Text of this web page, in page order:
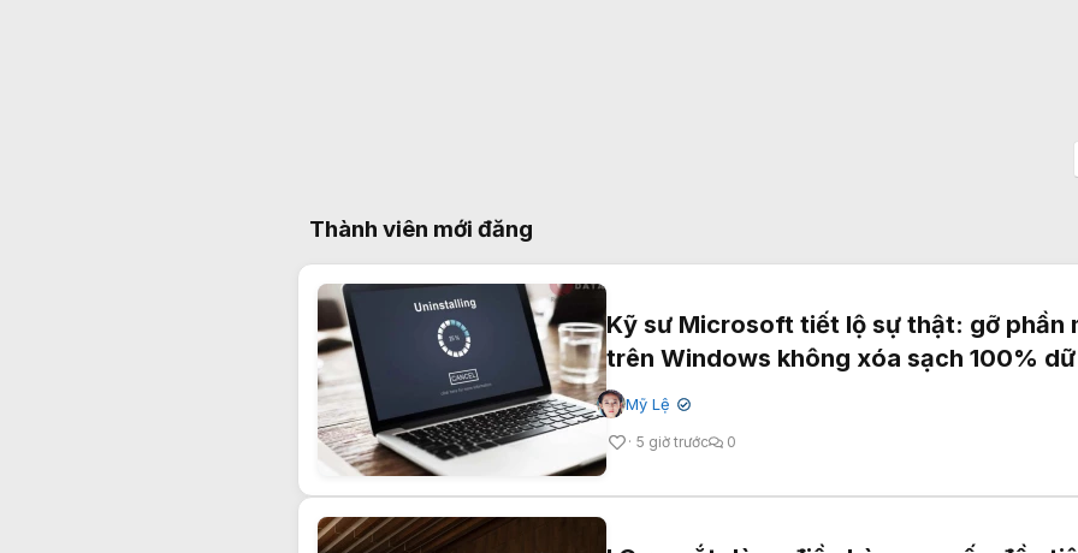
Thành viên mới đăng
Kỹ sư Microsoft tiết lộ sự thật: gỡ phần
trên Windows không xóa sạch 100%
Mỹ Lệ ✔
5 giờ trước 0